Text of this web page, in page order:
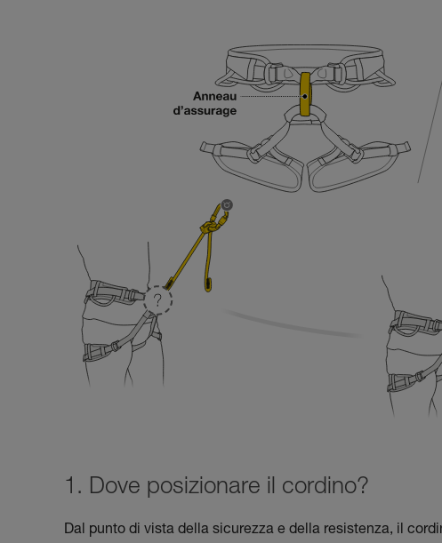
1. Dove posizionare il cordino?
Dal punto di vista della sicurezza e della resistenza, il